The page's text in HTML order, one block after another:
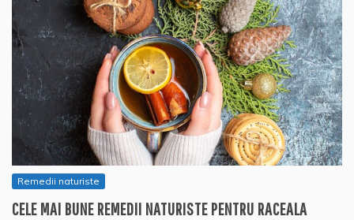
Remedii naturiste
CELE MAI BUNE REMEDII NATURISTE PENTRU RACEALA